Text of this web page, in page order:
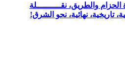
والطريق، نقــــــــــلة
تاريخية، نهائية، نحو الشرق!